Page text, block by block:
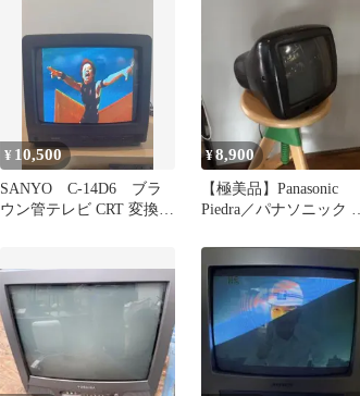
¥ 10,500
SANYO C-14D6 ブラ
ウン管テレビ CRT 変換ア
¥8,900
【極美品】Panasonic
Piedra／パナソニック ピ